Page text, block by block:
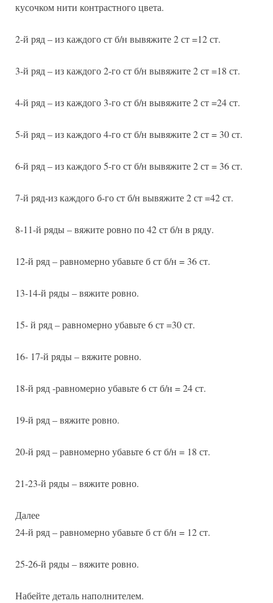
кусочком нити контрастного цвета.
2-й ряд – из каждого ст б/н вывяжите 2 ст =12 ст.
3-й ряд – из каждого 2-го ст б/н вывяжите 2 ст =18 ст.
4-й ряд – из каждого 3-го ст б/н вывяжите 2 ст =24 ст.
5-й ряд – из каждого 4-го ст б/н вывяжите 2 ст = 30 ст.
6-й ряд – из каждого 5-го ст б/н вывяжите 2 ст = 36 ст.
7-й ряд-из каждого б-го ст б/н вывяжите 2 ст =42 ст.
8-11-й ряды – вяжите ровно по 42 ст б/н в ряду.
12-й ряд – равномерно убавьте б ст б/н = 36 ст.
13-14-й ряды – вяжите ровно.
15- й ряд – равномерно убавьте 6 ст =30 ст.
16- 17-й ряды – вяжите ровно.
18-й ряд -равномерно убавьте 6 ст б/н = 24 ст.
19-й ряд – вяжите ровно.
20-й ряд – равномерно убавьте 6 ст б/н = 18 ст.
21-23-й ряды – вяжите ровно.
Далее
24-й ряд – равномерно убавьте б ст б/н = 12 ст.
25-26-й ряды – вяжите ровно.
Набейте деталь наполнителем.